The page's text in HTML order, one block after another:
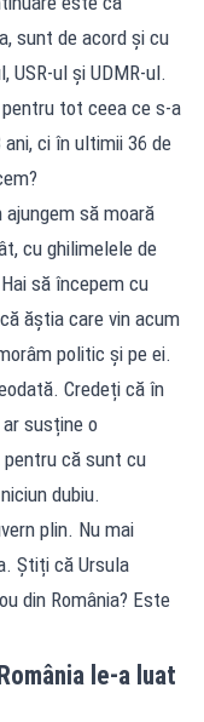
sunt de acord și cu
USR-ul și UDMR-ul.
tot ceea ce s-a
ci în ultimii 36 de
ajungem să moară
cu ghilimelele de
să începem cu
ăștia care vin acum
politic și pe ei.
Credeți că în
susține o
pentru că sunt cu
dubiu.
plin. Nu mai
Știți că Ursula
din România? Este
le-a luat